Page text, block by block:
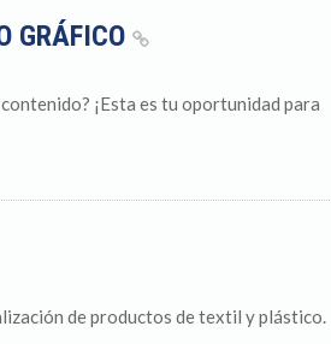
GRÁFICO
¡Esta es tu oportunidad para
de productos de textil y plástico.